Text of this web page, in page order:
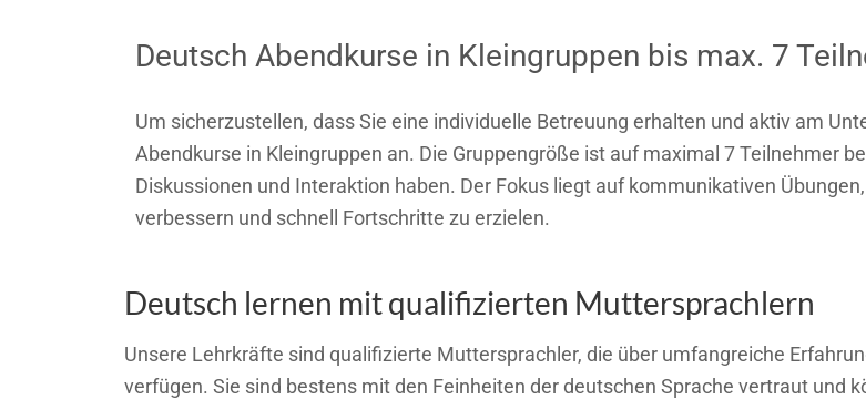
Deutsch Abendkurse in Kleingruppen bis max. 7
Um sicherzustellen, dass Sie eine individuelle Betreuung erhalten und aktiv am
Abendkurse in Kleingruppen an. Die Gruppengröße ist auf maximal 7 Teilnehmer
Diskussionen und Interaktion haben. Der Fokus liegt auf kommunikativen
verbessern und schnell Fortschritte zu erzielen.
Deutsch lernen mit qualifizierten Muttersprachlern
Unsere Lehrkräfte sind qualifizierte Muttersprachler, die über umfangreiche
verfügen. Sie sind bestens mit den Feinheiten der deutschen Sprache vertraut und